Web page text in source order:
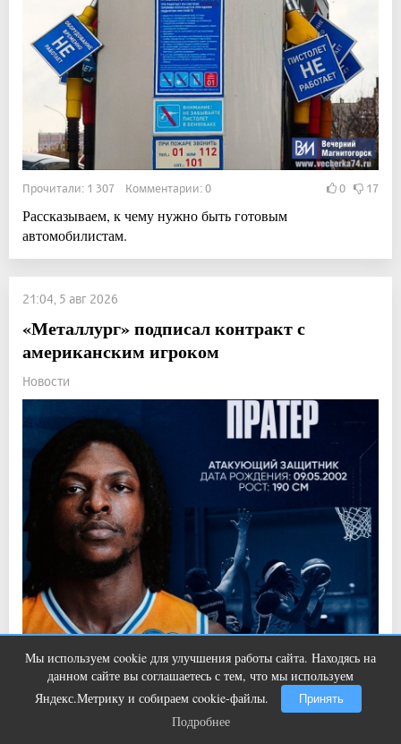
Прочитали: 1 307 Комментарии: 0 0 17
Рассказываем, к чему нужно быть готовым
автомобилистам.
21:04, 5 авг 2026
«Металлург» подписал контракт с
американским игроком
Новости
Прочитали: 812 Комментарии: 0 2 0
Он будет выступать на позиции атакующего защитника
Мы используем cookie для улучшения работы сайта. Находясь на
данном сайте вы соглашаетесь с тем, что мы используем
Яндекс.Метрику и собираем cookie-файлы.
Принять
Подробнее
Этот танец невесты оставит вас без
слов! Пересмотрела 10 раз
Подробнее